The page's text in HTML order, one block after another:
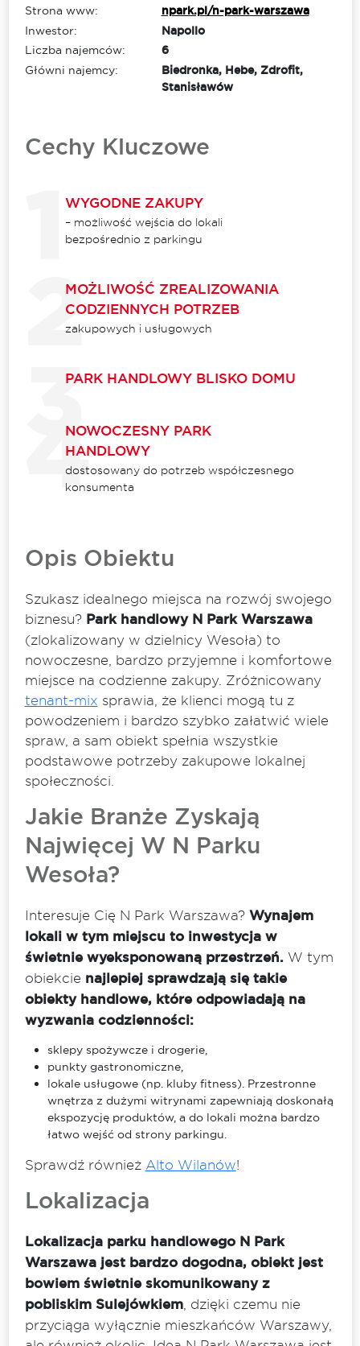
Strona www:
npark.pl/n-park-warszawa
Inwestor:
Napollo
Liczba najemców:
6
Główni najemcy:
Biedronka, Hebe, Zdrofit,
Stanisławów
Cechy Kluczowe
WYGODNE ZAKUPY
– możliwość wejścia do lokali
bezpośrednio z parkingu
MOŻLIWOŚĆ ZREALIZOWANIA
CODZIENNYCH POTRZEB
zakupowych i usługowych
PARK HANDLOWY BLISKO DOMU
NOWOCZESNY PARK
HANDLOWY
dostosowany do potrzeb współczesnego
konsumenta
Opis Obiektu
Szukasz idealnego miejsca na rozwój swojego
biznesu? Park handlowy N Park Warszawa
(zlokalizowany w dzielnicy Wesoła) to
nowoczesne, bardzo przyjemne i komfortowe
miejsce na codzienne zakupy. Zróżnicowany
tenant-mix sprawia, że klienci mogą tu z
powodzeniem i bardzo szybko załatwić wiele
spraw, a sam obiekt spełnia wszystkie
podstawowe potrzeby zakupowe lokalnej
społeczności.
Jakie Branże Zyskają
Najwięcej W N Parku
Wesoła?
Interesuje Cię N Park Warszawa? Wynajem
lokali w tym miejscu to inwestycja w
świetnie wyeksponowaną przestrzeń.W tym
obiekcie najlepiej sprawdzają się takie
obiekty handlowe, które odpowiadają na
wyzwania codzienności:
sklepy spożywcze i drogerie,
punkty gastronomiczne,
lokale usługowe (np. kluby fitness). Przestronne
wnętrza z dużymi witrynami zapewniają doskonałą
ekspozycję produktów, a do lokali można bardzo
łatwo wejść od strony parkingu.
Sprawdź również Alto Wilanów!
Lokalizacja
Lokalizacja parku handlowego N Park
Warszawa jest bardzo dogodna, obiekt jest
bowiem świetnie skomunikowany z
pobliskim Sulejówkiem, dzięki czemu nie
przyciąga wyłącznie mieszkańców Warszawy,